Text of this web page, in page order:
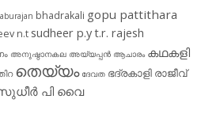
bhadrakali gopu pattithara
n.t sudheer p.yt.r. rajesh
അനുഷ്ഠാനകല അയ്യപ്പന്‍ ആചാരം കഥകളി
തെയ്യം ദേവത ഭദ്രകാളി രാജീവ്
പി വൈ